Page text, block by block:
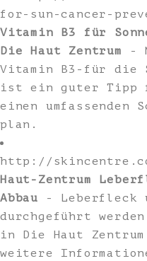
for-sun-cancer-
Vitamin B3 für
Die Haut Zentrum
-
Vitamin B3-für die
ist ein guter Tipp
einen umfassenden
plan.
http://
Haut-Zentrum
Abbau - Leberfleck
durchgeführt
in Die Haut
weitere